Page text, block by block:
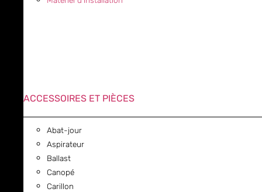
ACCESSOIRES ET PIÈCES
Abat-jour
Aspirateur
Ballast
Canopé
Carillon